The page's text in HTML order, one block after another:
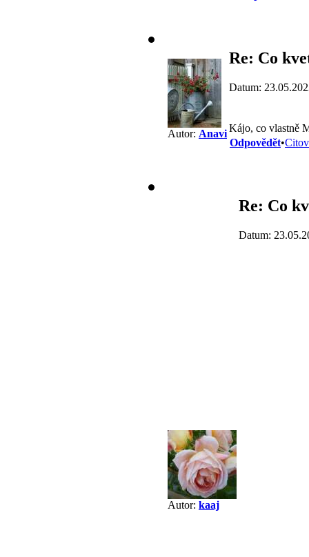
Autor: Anavi
Re: Co
Datum:
Kájo, co vlastně
Odpovědět•
Autor: kaaj
Re: Co
Datum: